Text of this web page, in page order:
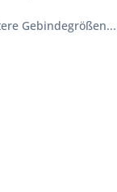
Gebindegrößen...